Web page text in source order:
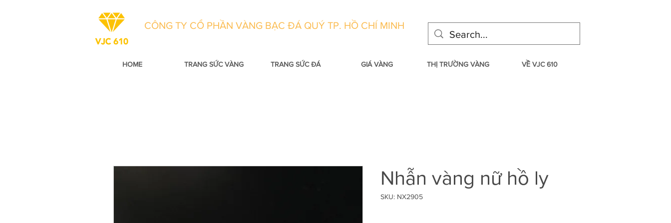
CÔNG TY CỔ PHẦN VÀNG BẠC ĐÁ QUÝ TP. HỒ CHÍ MINH
HOME TRANG SỨC VÀNG TRANG SỨC ĐÁ GIÁ VÀNG THỊ TRƯỜNG VÀNG VỀ VJC 610
Nhẫn vàng nữ hồ ly
SKU: NX2905